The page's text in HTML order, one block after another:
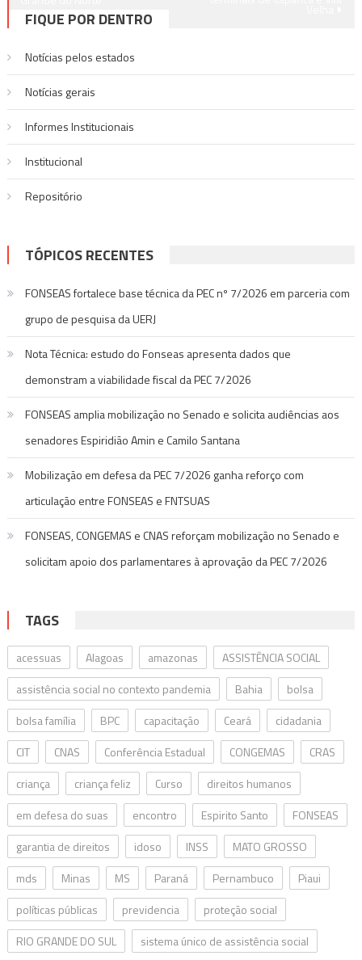
Post
FIQUE POR DENTRO
Notícias pelos estados
Notí­cias gerais
Informes Institucionais
Institucional
Repositório
TÓPICOS RECENTES
FONSEAS fortalece base técnica da PEC nº 7/2026 em parceria com
grupo de pesquisa da UERJ
Nota Técnica: estudo do Fonseas apresenta dados que
demonstram a viabilidade fiscal da PEC 7/2026
FONSEAS amplia mobilização no Senado e solicita audiências aos
senadores Espiridião Amin e Camilo Santana
Mobilização em defesa da PEC 7/2026 ganha reforço com
articulação entre FONSEAS e FNTSUAS
FONSEAS, CONGEMAS e CNAS reforçam mobilização no Senado e
solicitam apoio dos parlamentares à aprovação da PEC 7/2026
TAGS
acessuas Alagoas amazonas
ASSISTÊNCIA SOCIAL
assistência social no contexto pandemia
Bahia
bolsa
bolsa família
BPC capacitação Ceará
cidadania
CIT
CNAS Conferência Estadual CONGEMAS
CRAS
criança
criança feliz Curso
direitos humanos
em defesa do suas
encontro Espirito Santo
FONSEAS
garantia de direitos
idoso INSS
MATO GROSSO
mds
Minas MS Paraná Pernambuco
Piaui
políticas públicas
previdencia
proteção social
RIO GRANDE DO SUL
sistema único de assistência social